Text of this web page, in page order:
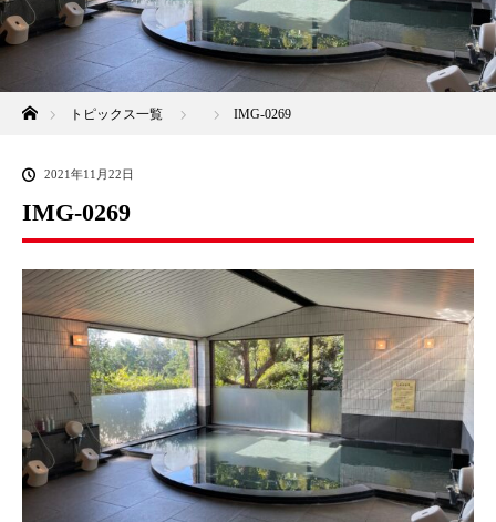
ホームトピックス一覧 IMG-0269
2021年11月22日
IMG-0269